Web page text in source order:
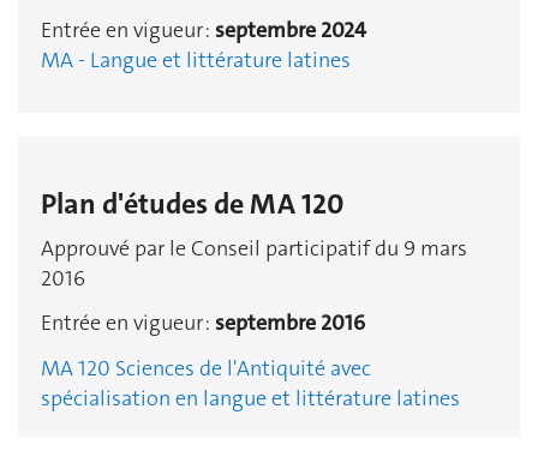
Entrée en vigueur : septembre 2024
MA - Langue et littérature latines
Plan d'études de MA 120
Approuvé par le Conseil participatif du 9 mars
2016
Entrée en vigueur : septembre 2016
MA 120 Sciences de l'Antiquité avec
spécialisation en langue et littérature latines